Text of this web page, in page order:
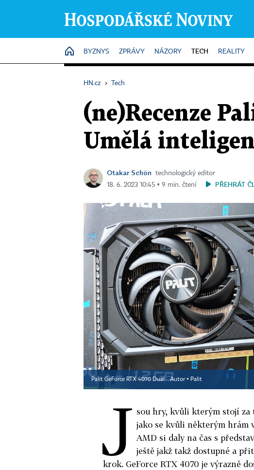
HOME
BYZNYS ZPRÁVY NÁZORY TECH REALITY
HN.cz › Tech
(ne)Recenze
Umělá
Otakar Schön
technologický editor
18. 6. 2023 10:45 ▪ 9 min. čtení
PŘEHRÁT
Palit GeForce RTX 4070 Dual Autor ▪ Palit
J sou hry, kvůli kterým stojí
jako se kvůli některým
AMD si daly na čas s
ještě jakž takž dostupné a
krok. GeForce RTX 4070 je výrazně